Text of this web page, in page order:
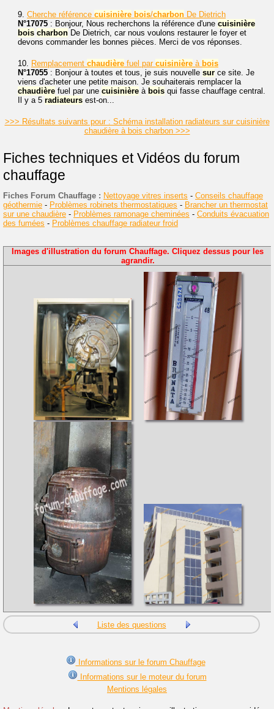
9. Cherche référence cuisinière bois/charbon De Dietrich
N°17075 : Bonjour, Nous recherchons la référence d'une cuisinière
bois charbon De Dietrich, car nous voulons restaurer le foyer et
devons commander les bonnes pièces. Merci de vos réponses.
10. Remplacement chaudière fuel par cuisinière à bois
N°17055 : Bonjour à toutes et tous, je suis nouvelle sur ce site. Je
viens d'acheter une petite maison. Je souhaiterais remplacer la
chaudière fuel par une cuisinière à bois qui fasse chauffage central.
Il y a 5 radiateurs est-on...
>>> Résultats suivants pour : Schéma installation radiateurs sur cuisinière
chaudière à bois charbon >>>
Fiches techniques et Vidéos du forum
chauffage
Fiches Forum Chauffage : Nettoyage vitres inserts - Conseils chauffage
géothermie - Problèmes robinets thermostatiques - Brancher un thermostat
sur une chaudière - Problèmes ramonage cheminées - Conduits évacuation
des fumées - Problèmes chauffage radiateur froid
Images d'illustration du forum Chauffage. Cliquez dessus pour les
agrandir.
Liste des questions
Informations sur le forum Chauffage
Informations sur le moteur du forum
Mentions légales